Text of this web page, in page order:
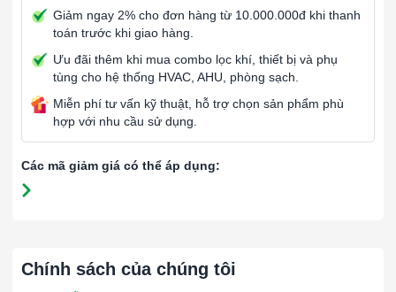
Chính sách của chúng tôi
Giảm ngay 2% cho đơn hàng từ 10.000.000đ khi thanh
toán trước khi giao hàng.
Ưu đãi thêm khi mua combo lọc khí, thiết bị và phụ
tùng cho hệ thống HVAC, AHU, phòng sạch.
Miễn phí tư vấn kỹ thuật, hỗ trợ chọn sản phẩm phù
hợp với nhu cầu sử dụng.
Các mã giảm giá có thể áp dụng: